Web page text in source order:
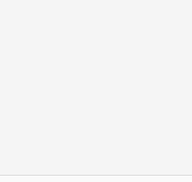
卷不同版本及英語對照翻譯